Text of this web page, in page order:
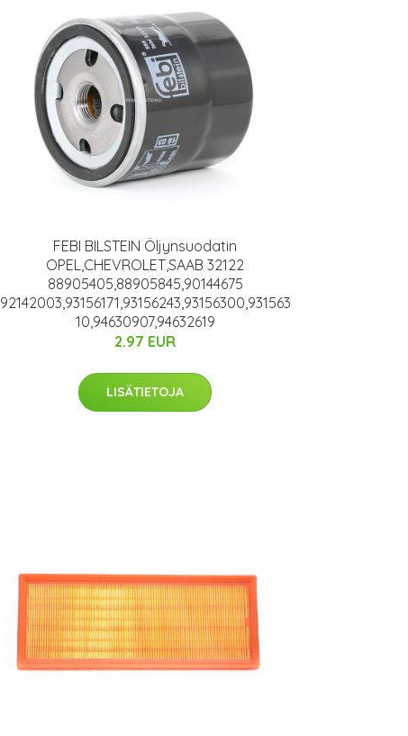
FEBI BILSTEIN Öljynsuodatin
OPEL,CHEVROLET,SAAB 32122
88905405,88905845,90144675
92142003,93156171,93156243,93156300,931563
10,94630907,94632619
2.97 EUR
LISÄTIETOJA